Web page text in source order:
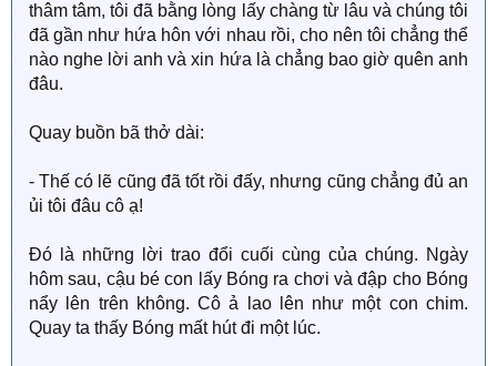
thâm tâm, tôi đã bằng lòng lấy chàng từ lâu và chúng tôi
đã gần như hứa hôn với nhau rồi, cho nên tôi chẳng thể
nào nghe lời anh và xin hứa là chẳng bao giờ quên anh
đâu.
Quay buồn bã thở dài:
- Thế có lẽ cũng đã tốt rồi đấy, nhưng cũng chẳng đủ an
ủi tôi đâu cô ạ!
Đó là những lời trao đổi cuối cùng của chúng. Ngày
hôm sau, cậu bé con lấy Bóng ra chơi và đập cho Bóng
nẩy lên trên không. Cô ả lao lên như một con chim.
Quay ta thấy Bóng mất hút đi một lúc.